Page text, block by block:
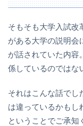
そもそも大学入試改
がある大学の説明会
が話されていた内容
係しているのではな
それはこんな話でし
は違っているかもし
ということでご承知